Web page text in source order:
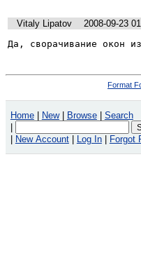
Vitaly Lipatov
2008-09-23
Да, сворачивание окон
Format
Home New Browse
Search
New Account Log In Forgot